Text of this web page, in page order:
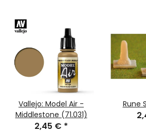
Vallejo: Model Air -
Middlestone (71.031)
2,45 € *
Rune